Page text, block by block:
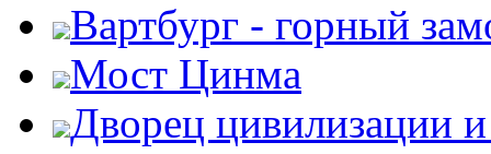
Вартбург - горный
Мост Цинма
Дворец цивилизации и